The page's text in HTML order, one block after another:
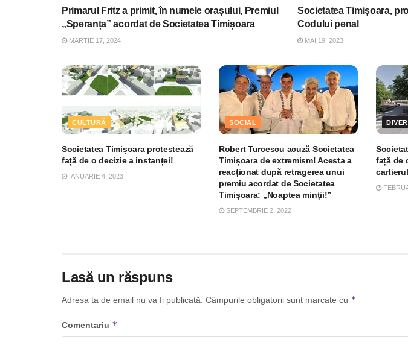
Primarul Fritz a primit, în numele orașului, Premiul
„Speranța” acordat de Societatea Timișoara
MARTIE 17, 2024
Societatea Timișoara,
Codului penal
MAI 19, 2023
CULTURĂ
Societatea Timișoara protestează
față de o decizie a instanței!
IANUARIE 4, 2023
SOCIAL
Robert Turcescu acuză Societatea
Timișoara de extremism! Acesta a
reacționat după retragerea unui
premiu acordat de Societatea
Timișoara: „Noaptea minții!”
SEPTEMBRIE 2, 2022
față de
Lasă un răspuns
Adresa ta de email nu va fi publicată. Câmpurile obligatorii sunt marcate cu *
Comentariu *